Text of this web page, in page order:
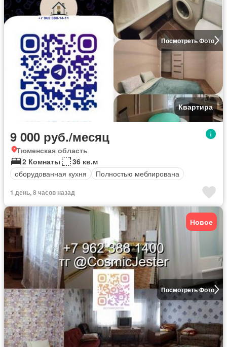
Посмотреть Фото
Квартира
9 000 руб./месяц
Тюменская область
2 Комнаты
36 кв.м
оборудованная кухня
Полностью меблирована
1 день, 8 часов назад
Посмотреть Фото
Новое